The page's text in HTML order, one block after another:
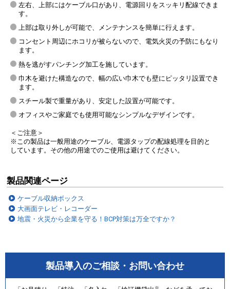
左右、上部にはケーブル口があり、電源回りをスッキリ配線できま
す。
上部は取り外しが可能で、メンテナンスを簡単に行えます。
コンセント周辺にホコリが被らないので、電気火災の予防にもなり
ます。
熱を逃がすパンチング加工を施しています。
巾木を避けた構造なので、幅の広い巾木でも壁にピッタリ設置でき
ます。
スチール製で重量があり、安定した設置が可能です。
オフィスやご家庭でも使用可能なシンプルなデザインです。
＜ご注意＞
※この製品は一般用途のケーブル、電源タップの配線処理を目的と
しています。その他の用途でのご使用は避けてください。
製品関連ページ
ケーブル収納ボックス
大画面テレビ・レコーダー
地震・火災から企業を守る！BCP対策は万全ですか？
製品導入のご相談・お問い合わせ
※